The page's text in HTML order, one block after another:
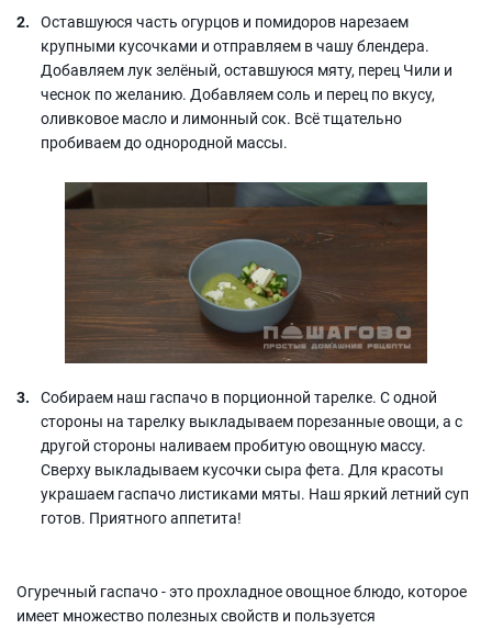
Оставшуюся часть огурцов и помидоров нарезаем
крупными кусочками и отправляем в чашу блендера.
Добавляем лук зелёный, оставшуюся мяту, перец Чили и
чеснок по желанию. Добавляем соль и перец по вкусу,
оливковое масло и лимонный сок. Всё тщательно
пробиваем до однородной массы.
Собираем наш гаспачо в порционной тарелке. С одной
стороны на тарелку выкладываем порезанные овощи, а с
другой стороны наливаем пробитую овощную массу.
Сверху выкладываем кусочки сыра фета. Для красоты
украшаем гаспачо листиками мяты. Наш яркий летний суп
готов. Приятного аппетита!
Огуречный гаспачо - это прохладное овощное блюдо, которое
имеет множество полезных свойств и пользуется